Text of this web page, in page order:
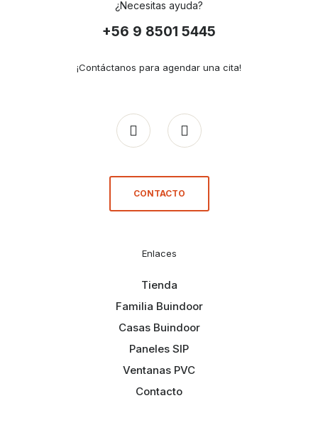
¿Necesitas ayuda?
+56 9 8501 5445
¡Contáctanos para agendar una cita!
CONTACTO
Enlaces
Tienda
Familia Buindoor
Casas Buindoor
Paneles SIP
Ventanas PVC
Contacto